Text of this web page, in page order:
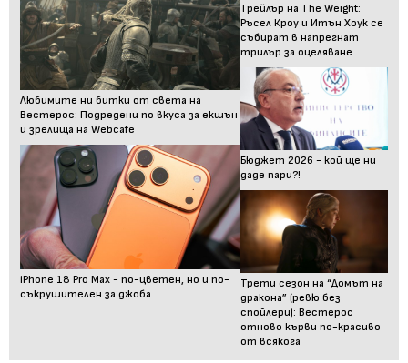
Любимите ни битки от света на
Вестерос: Подредени по вкуса за екшън
и зрелища на Webcafe
iPhone 18 Pro Max - по-цветен, но и по-
съкрушителен за джоба
Трейлър на The Weight:
Ръсел Кроу и Итън Хоук се
събират в напрегнат
трилър за оцеляване
Бюджет 2026 - кой ще ни
даде пари?!
Трети сезон на “Домът на
дракона” (ревю без
спойлери): Вестерос
отново кърви по-красиво
от всякога